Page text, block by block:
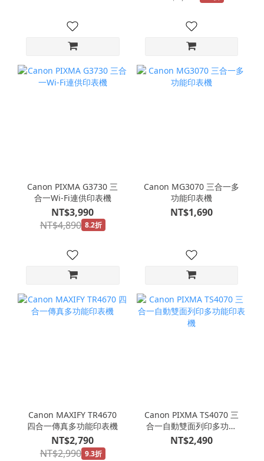
Canon PIXMA G3730 三
合一Wi-Fi連供印表機
NT$3,990
NT$4,890 8.2折
Canon MG3070 三合一多
功能印表機
NT$1,690
Canon MAXIFY TR4670
四合一傳真多功能印表機
NT$2,790
NT$2,990 9.3折
Canon PIXMA TS4070 三
合一自動雙面列印多功能
印表機
NT$2,490